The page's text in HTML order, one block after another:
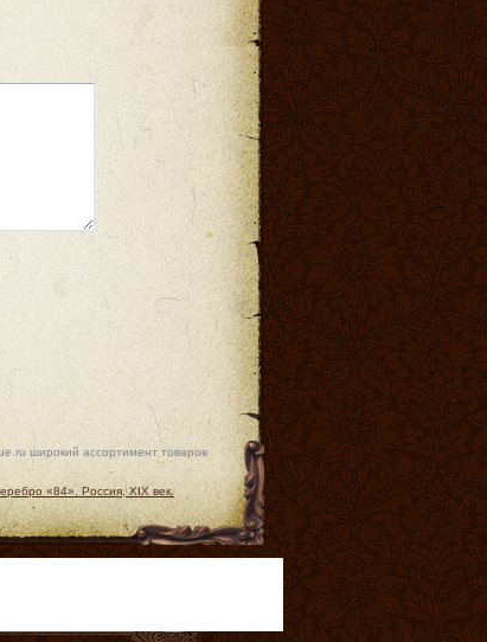
широкий ассортимент товаров
«84». Россия, XIX век.